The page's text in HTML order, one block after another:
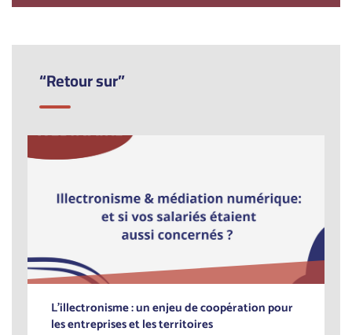
“Retour sur”
L'illectronisme : un enjeu de coopération pour
les entreprises et les territoires